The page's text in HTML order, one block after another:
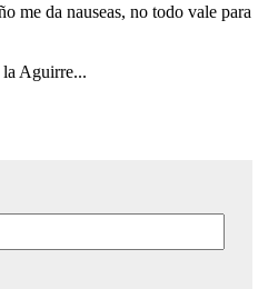
me da nauseas, no todo vale para
la Aguirre...